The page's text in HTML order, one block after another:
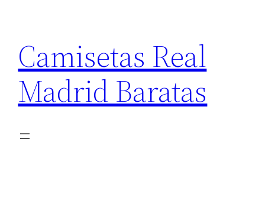
contenido
Camisetas Real
Madrid Baratas